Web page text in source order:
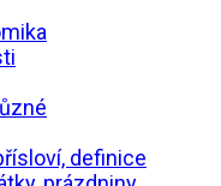
definice